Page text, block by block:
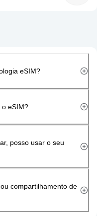
eSIM?
o eSIM?
posso usar o seu
compartilhamento de